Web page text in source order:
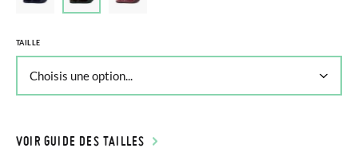
TAILLE
VOIR GUIDE DES TAILLES